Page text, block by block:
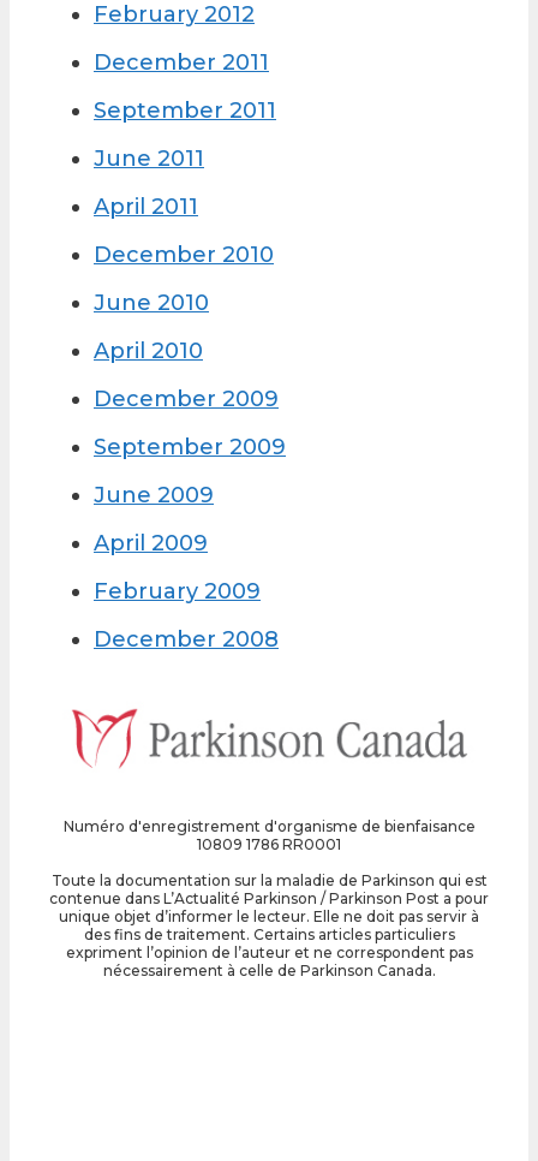
February 2012
December 2011
September 2011
June 2011
April 2011
December 2010
June 2010
April 2010
December 2009
September 2009
June 2009
April 2009
February 2009
December 2008
Numéro d'enregistrement d'organisme de bienfaisance
10809 1786 RR0001
Toute la documentation sur la maladie de Parkinson qui est
contenue dans L’Actualité Parkinson / Parkinson Post a pour
unique objet d’informer le lecteur. Elle ne doit pas servir à
des fins de traitement. Certains articles particuliers
expriment l’opinion de l’auteur et ne correspondent pas
nécessairement à celle de Parkinson Canada.